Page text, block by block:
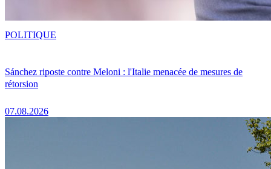
Sánchez riposte contre Meloni : l'Italie menacée de mesures de
rétorsion
07.08.2026
POLITIQUE